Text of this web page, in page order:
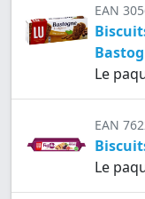
EAN
Le
EAN
Le